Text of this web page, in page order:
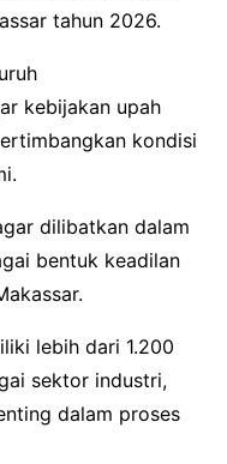
tahun 2026.
kebijakan upah
kondisi
dilibatkan dalam
bentuk keadilan
lebih dari 1.200
sektor industri,
dalam proses